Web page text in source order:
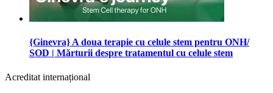
{Ginevra} A doua terapie cu celule stem pentru ONH/
SOD | Mărturii despre tratamentul cu celule stem
Acreditat internațional